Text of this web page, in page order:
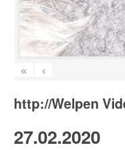
« ‹
http://Welpen
27.02.2020